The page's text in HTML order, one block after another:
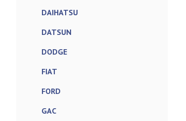
DAIHATSU
DATSUN
DODGE
FIAT
FORD
GAC